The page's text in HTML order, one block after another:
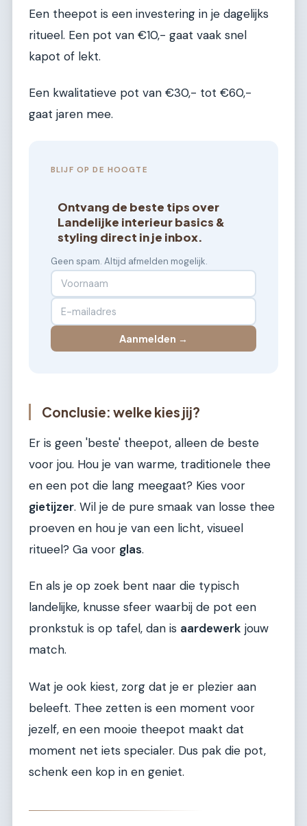
Een theepot is een investering in je dagelijks
ritueel. Een pot van €10,- gaat vaak snel
kapot of lekt.
Een kwalitatieve pot van €30,- tot €60,-
gaat jaren mee.
BLIJF OP DE HOOGTE
Ontvang de beste tips over
Landelijke interieur basics &
styling direct in je inbox.
Geen spam. Altijd afmelden mogelijk.
Aanmelden →
Conclusie: welke kies jij?
Er is geen 'beste' theepot, alleen de beste
voor jou. Hou je van warme, traditionele thee
en een pot die lang meegaat? Kies voor
gietijzer. Wil je de pure smaak van losse thee
proeven en hou je van een licht, visueel
ritueel? Ga voor glas.
En als je op zoek bent naar die typisch
landelijke, knusse sfeer waarbij de pot een
pronkstuk is op tafel, dan is aardewerk jouw
match.
Wat je ook kiest, zorg dat je er plezier aan
beleeft. Thee zetten is een moment voor
jezelf, en een mooie theepot maakt dat
moment net iets specialer. Dus pak die pot,
schenk een kop in en geniet.